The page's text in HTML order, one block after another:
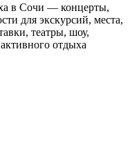
в Сочи — концерты,
для экскурсий, места,
театры, шоу,
отдыха